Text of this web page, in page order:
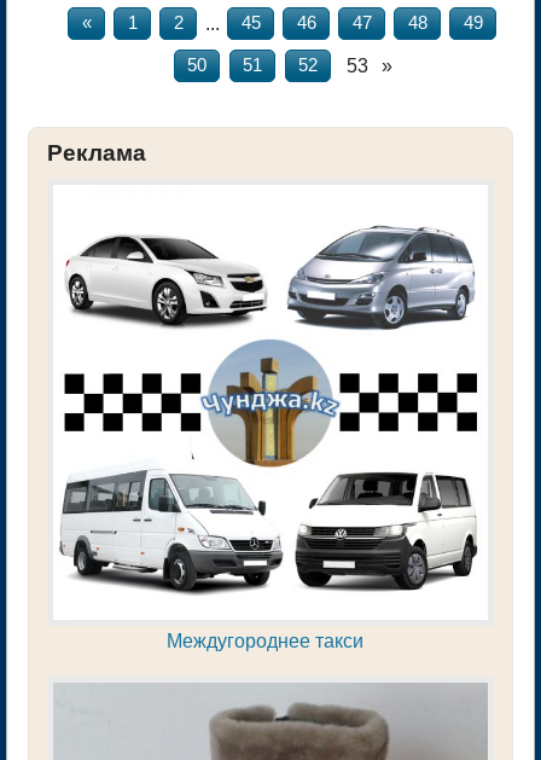
« 1 2 ... 45 46 47 48 49
50 51 52 53 »
Реклама
Междугороднее такси